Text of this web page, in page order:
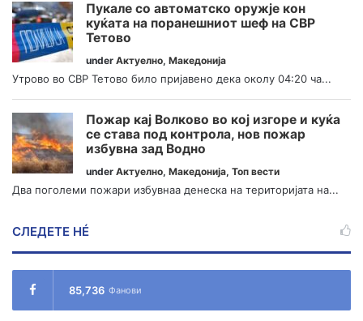
Пукале со автоматско оружје кон
куќата на поранешниот шеф на СВР
Тетово
under Актуелно, Македонија
Утрово во СВР Тетово било пријавено дека околу 04:20 ча...
Пожар кај Волково во кој изгоре и куќа
се става под контрола, нов пожар
избувна зад Водно
under Актуелно, Македонија, Топ вести
Два поголеми пожари избувнаа денеска на територијата на...
СЛЕДЕТЕ НÉ
85,736 Фанови